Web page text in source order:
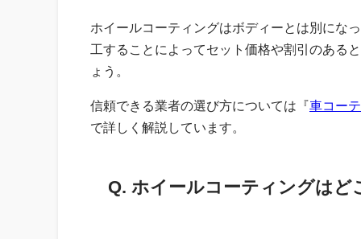
ホイールコーティングはボディーとは別にな
工することによってセット価格や割引のある
ょう。
信頼できる業者の選び方については『車コー
で詳しく解説しています。
Q. ホイールコーティングはど